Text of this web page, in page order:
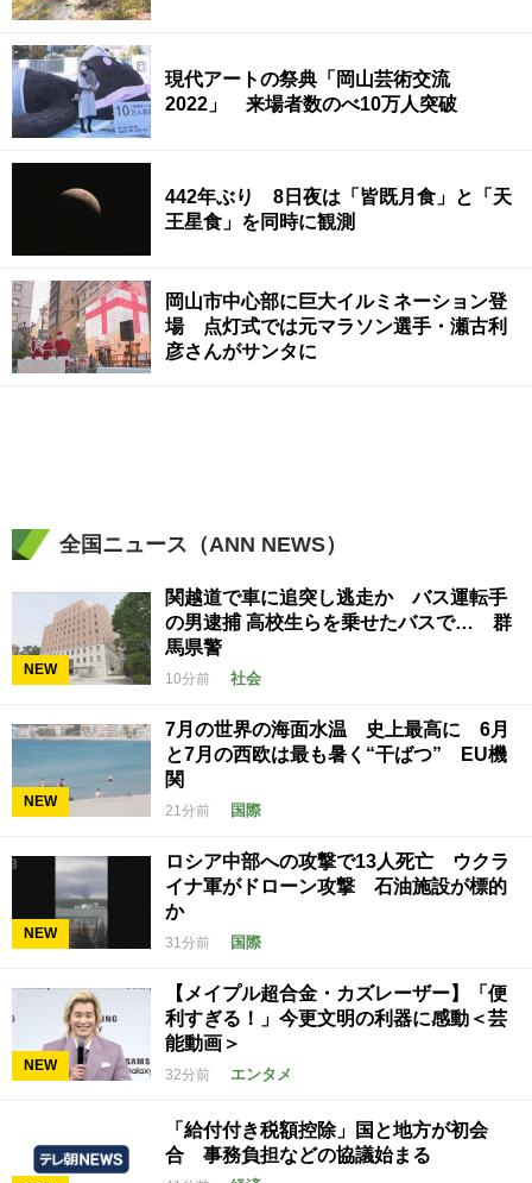
現代アートの祭典「岡山芸術交流
2022」 来場者数のべ10万人突破
442年ぶり 8日夜は「皆既月食」と「天
王星食」を同時に観測
岡山市中心部に巨大イルミネーション登
場 点灯式では元マラソン選手・瀬古利
彦さんがサンタに
全国ニュース（ANN NEWS）
NEW
関越道で車に追突し逃走か バス運転手
の男逮捕 高校生らを乗せたバスで… 群
馬県警
10分前 社会
NEW
7月の世界の海面水温 史上最高に 6月
と7月の西欧は最も暑く“干ばつ” EU機
関
21分前 国際
NEW
ロシア中部への攻撃で13人死亡 ウクラ
イナ軍がドローン攻撃 石油施設が標的
か
31分前 国際
NEW
【メイプル超合金・カズレーザー】「便
利すぎる！」今更文明の利器に感動＜芸
能動画＞
32分前 エンタメ
「給付付き税額控除」国と地方が初会
合 事務負担などの協議始まる